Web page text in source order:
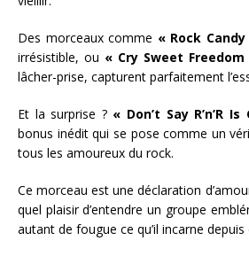
Des morceaux comme « Rock Candy
irrésistible, ou « Cry Sweet Freedom
lâcher-prise, capturent parfaitement
Et la surprise ? « Don’t Say R’n’R
bonus inédit qui se pose comme un
tous les amoureux du rock.
Ce morceau est une déclaration
quel plaisir d’entendre un groupe
autant de fougue ce qu’il incarne depuis